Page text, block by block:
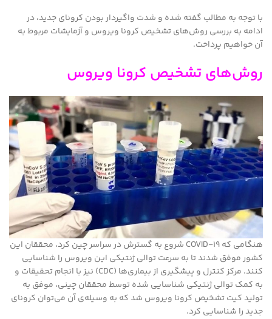
با توجه به مطالب گفته شده و شدت واگیردار بودن کرونای جدید، در
ادامه به بررسی روش‌های تشخیص کرونا ویروس و آزمایشات مربوط به
آن خواهیم پرداخت.
روش‌های تشخیص کرونا ویروس
هنگامی که COVID-19 شروع به گسترش در سراسر چین کرد، محققان این
کشور موفق شدند تا به سرعت توالی ژنتیکی این ویروس را شناسایی
کنند. مرکز کنترل و پیشگیری از بیماری‌ها (CDC) نیز با انجام تحقیقات و
به کمک توالی ژنتیکی شناسایی شده توسط محققان چینی، موفق به
تولید کیت تشخیص کرونا ویروس شد که به وسیله‌ی آن می‌توان کرونای
جدید را شناسایی کرد.